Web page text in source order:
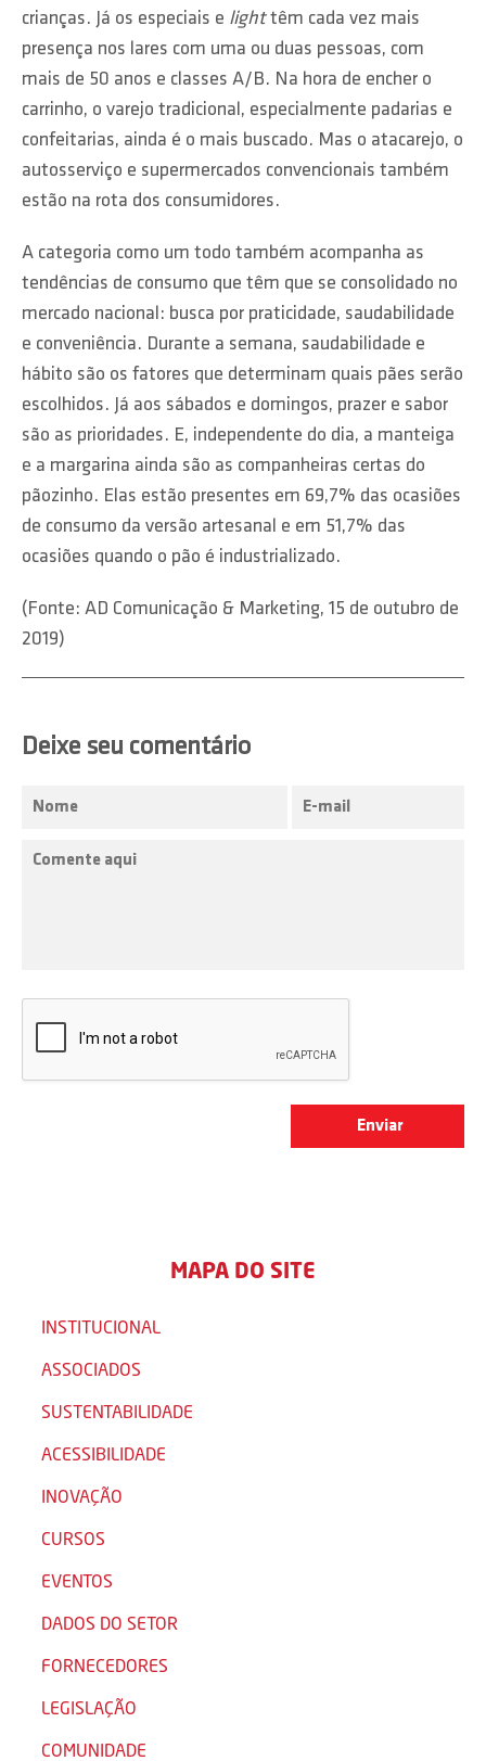
crianças. Já os especiais e lighttêm cada vez mais
presença nos lares com uma ou duas pessoas, com
mais de 50 anos e classes A/B. Na hora de encher o
carrinho, o varejo tradicional, especialmente padarias e
confeitarias, ainda é o mais buscado. Mas o atacarejo, o
autosserviço e supermercados convencionais também
estão na rota dos consumidores.
A categoria como um todo também acompanha as
tendências de consumo que têm que se consolidado no
mercado nacional: busca por praticidade, saudabilidade
e conveniência. Durante a semana, saudabilidade e
hábito são os fatores que determinam quais pães serão
escolhidos. Já aos sábados e domingos, prazer e sabor
são as prioridades. E, independente do dia, a manteiga
e a margarina ainda são as companheiras certas do
pãozinho. Elas estão presentes em 69,7% das ocasiões
de consumo da versão artesanal e em 51,7% das
ocasiões quando o pão é industrializado.
(Fonte: AD Comunicação & Marketing, 15 de outubro de
2019)
Deixe seu comentário
MAPA DO SITE
INSTITUCIONAL
ASSOCIADOS
SUSTENTABILIDADE
ACESSIBILIDADE
INOVAÇÃO
CURSOS
EVENTOS
DADOS DO SETOR
FORNECEDORES
LEGISLAÇÃO
COMUNIDADE